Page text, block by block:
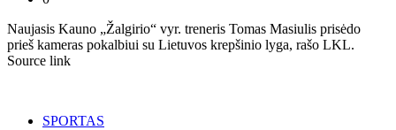
Naujasis Kauno „Žalgirio“ vyr. treneris Tomas Masiulis prisėdo
prieš kameras pokalbiui su Lietuvos krepšinio lyga, rašo LKL.
Source link
SPORTAS